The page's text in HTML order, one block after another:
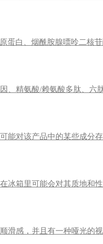
白、烟酰胺腺嘌呤二核
精氨酸/赖氨酸多肽、六
能对该产品中的某些成分
冰箱里可能会对其质地和
滑感，并且有一种哑光的